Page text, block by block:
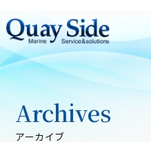
アーカイブ
Archives